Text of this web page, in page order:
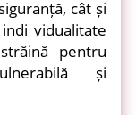
cât și
vidualitate
pentru
și